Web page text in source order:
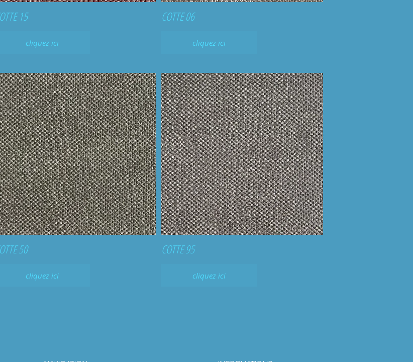
15
cliquez ici
COTTE 06
cliquez ici
50
cliquez ici
COTTE 95
cliquez ici